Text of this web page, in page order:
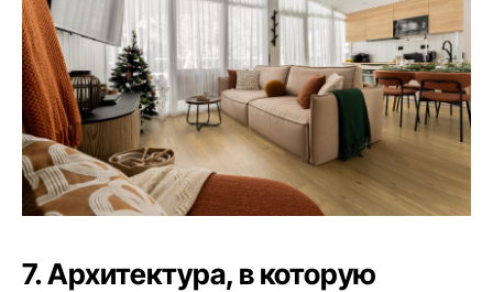
7. Архитектура, в которую